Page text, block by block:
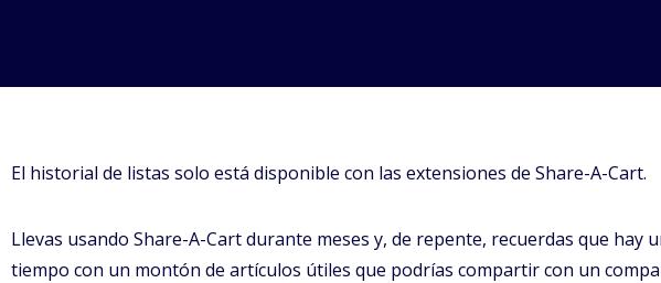
El historial de listas solo está disponible con las extensiones de Share-A-Cart.
Llevas usando Share-A-Cart durante meses y, de repente, recuerdas que hay
tiempo con un montón de artículos útiles que podrías compartir con un